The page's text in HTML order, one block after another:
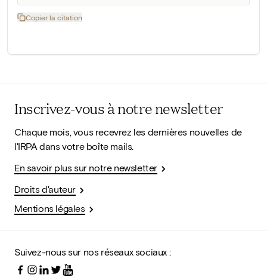
Copier la citation
Inscrivez-vous à notre newsletter
Chaque mois, vous recevrez les dernières nouvelles de
l'IRPA dans votre boîte mails.
En savoir plus sur notre newsletter
Droits d'auteur
Mentions légales
Suivez-nous sur nos réseaux sociaux :